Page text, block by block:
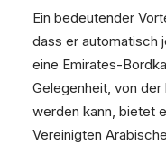
Ein bedeutender
dass er automatisch
eine Emirates-
Gelegenheit, von der
werden kann, bietet
Vereinigten